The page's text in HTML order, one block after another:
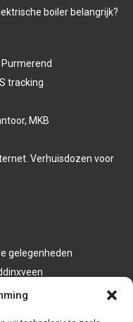
boiler belangrijk?
tracking
MKB
Verhuisdozen voor
gelegenheden